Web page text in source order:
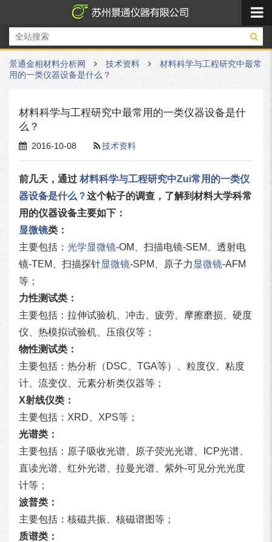
景通金相材料分析网 技术资料
材料科学与工程研究中最常
用的一类仪器设备是什么？
材料科学与工程研究中最常用的一类仪器设备是什
么？
2016-10-08 技术资料
前几天，通过 材料科学与工程研究中Zui常用的一类仪
器设备是什么？这个帖子的调查，了解到材料大学科常
用的仪器设备主要如下：
显微镜类：
主要包括： 光学显微镜-OM、扫描电镜-SEM、透射电
镜-TEM、扫描探针显微镜-SPM、原子力 显微镜-AFM
等；
力性测试类：
主要包括：拉伸试验机、冲击、疲劳、摩擦磨损、硬度
仪、热模拟试验机、压痕仪等；
物性测试类：
主要包括：热分析（DSC、TGA等）、粒度仪、粘度
计、流变仪、元素分析类仪器等；
X射线仪类：
主要包括：XRD、XPS等；
光谱类：
主要包括：原子吸收光谱、原子荧光光谱、ICP光谱、
直读光谱、红外光谱、拉曼光谱、紫外-可见分光光度
计等；
波普类：
主要包括：核磁共振、核磁谱图等；
质谱类：